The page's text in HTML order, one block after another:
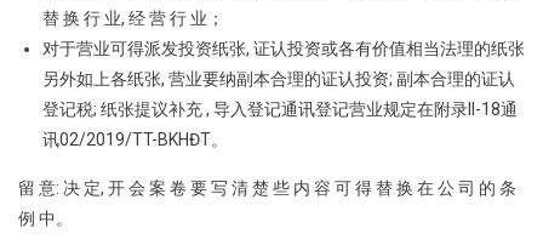
替 换 行 业, 经 营 行 业；
对于营业可得派发投资纸张, 证认投资或各有价值相当法理的纸张
另外如上各纸张, 营业要纳副本合理的证认投资; 副本合理的证认
登记税; 纸张提议补充 , 导入登记通讯登记营业规定在附录II-18通
讯02/2019/TT-BKHĐT。
留 意: 决 定, 开 会 案 卷 要 写 清 楚 些 内 容 可 得 替 换 在 公 司 的 条
例 中。